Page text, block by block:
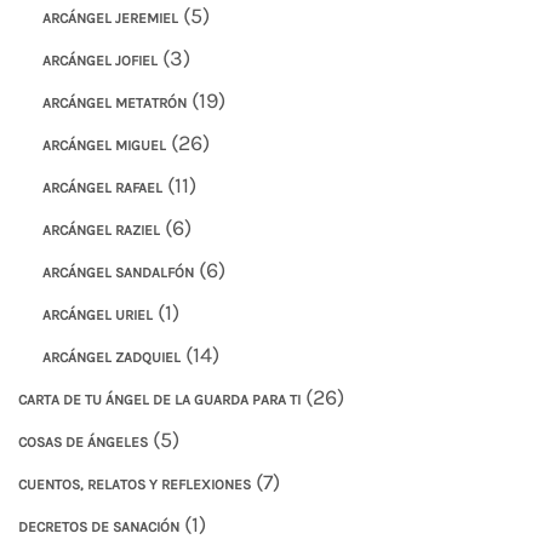
ARCÁNGEL JEREMIEL (5)
ARCÁNGEL JOFIEL (3)
ARCÁNGEL METATRÓN (19)
ARCÁNGEL MIGUEL (26)
ARCÁNGEL RAFAEL (11)
ARCÁNGEL RAZIEL (6)
ARCÁNGEL SANDALFÓN (6)
ARCÁNGEL URIEL (1)
ARCÁNGEL ZADQUIEL (14)
CARTA DE TU ÁNGEL DE LA GUARDA PARA TI (26)
COSAS DE ÁNGELES (5)
CUENTOS, RELATOS Y REFLEXIONES (7)
DECRETOS DE SANACIÓN (1)